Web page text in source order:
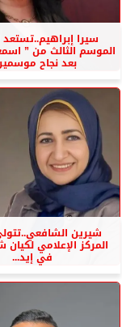
سيرا
الموسم الثالث من ”
بعد نجاح
شيرين
المركز الإعلامي لكيان
في إيد...